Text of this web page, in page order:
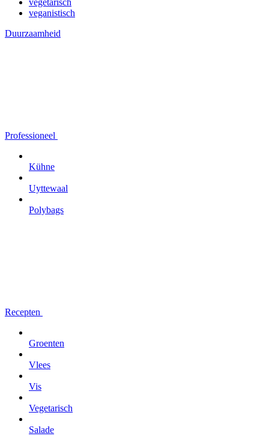
vegetarisch
veganistisch
Duurzaamheid
Professioneel
Kühne
Uyttewaal
Polybags
Recepten
Groenten
Vlees
Vis
Vegetarisch
Salade